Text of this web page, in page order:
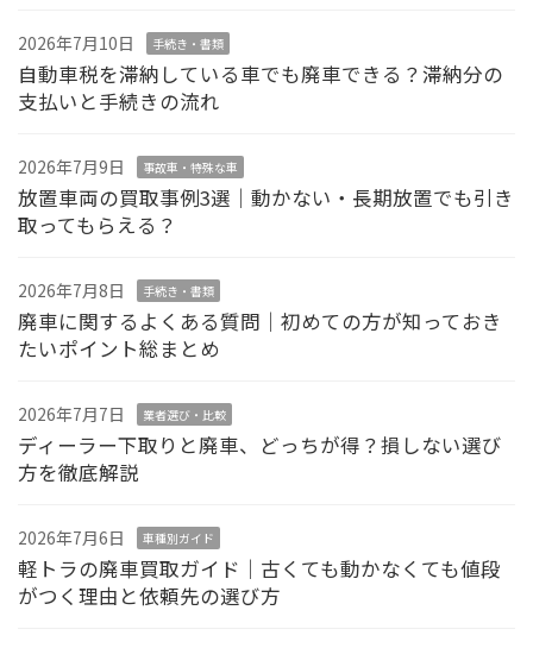
2026年7月10日 手続き・書類
自動車税を滞納している車でも廃車できる？滞納分の
支払いと手続きの流れ
2026年7月9日 事故車・特殊な車
放置車両の買取事例3選｜動かない・長期放置でも引き
取ってもらえる？
2026年7月8日 手続き・書類
廃車に関するよくある質問｜初めての方が知っておき
たいポイント総まとめ
2026年7月7日 業者選び・比較
ディーラー下取りと廃車、どっちが得？損しない選び
方を徹底解説
2026年7月6日 車種別ガイド
軽トラの廃車買取ガイド｜古くても動かなくても値段
がつく理由と依頼先の選び方